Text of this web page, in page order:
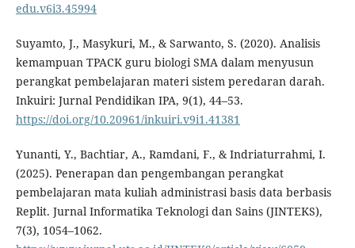
edu.v6i3.45994
Suyamto, J., Masykuri, M., & Sarwanto, S. (2020). Analisis
kemampuan TPACK guru biologi SMA dalam menyusun
perangkat pembelajaran materi sistem peredaran darah.
Inkuiri: Jurnal Pendidikan IPA, 9(1), 44–53.
https://doi.org/10.20961/inkuiri.v9i1.41381
Yunanti, Y., Bachtiar, A., Ramdani, F., & Indriaturrahmi, I.
(2025). Penerapan dan pengembangan perangkat
pembelajaran mata kuliah administrasi basis data berbasis
Replit. Jurnal Informatika Teknologi dan Sains (JINTEKS),
7(3), 1054–1062.